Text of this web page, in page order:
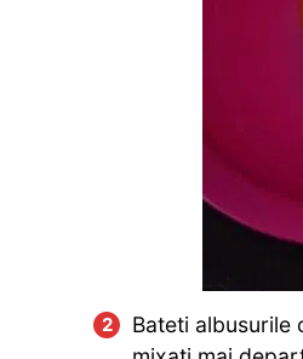
Bateti albusurile